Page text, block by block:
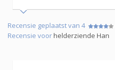
Recensie geplaatst van 4
Recensie voorhelderziende Han